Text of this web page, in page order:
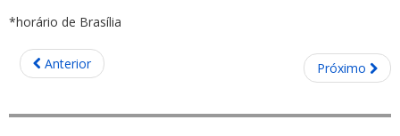
*horário de Brasília
Anterior Próximo